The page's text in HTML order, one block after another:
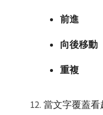
前進
向後移動
重複
當文字覆蓋